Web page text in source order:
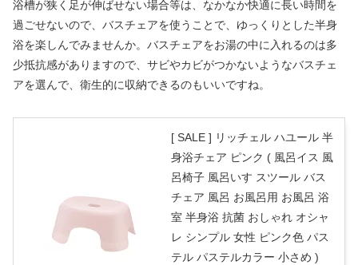
浴槽が狭く足が伸ばせない場合等は、なかなか快適に長い時間を
過ごせないので、バスチェアを使うことで、ゆっくりとした半身
浴を楽しんでみませんか。バスチェアをお湯の中に入れるのは多
少抵抗感がありますので、サビやカビがつかないようなバスチェ
アを選んで、衛生的に収納できるのもいいですね。
[ SALE ] リッチェル ハユール 半
身浴チェア ピンク ( 風呂イス 風
呂椅子 風呂いす スツール バス
チェア 風呂 お風呂用 お風呂 浴
室 半身浴 抗菌 おしゃれ オシャ
レ シンプル 女性 ピンク色 パス
テル パステルカラー 小さめ )